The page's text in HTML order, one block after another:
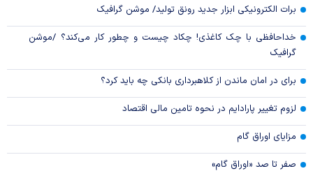
برات الکترونیکی ابزار جدید رونق تولید/ موشن گرافیک
خداحافظی با چک کاغذی! چکاد چیست و چطور کار می‌کند؟ /موشن
گرافیک
برای در امان ماندن از کلاهبرداری بانکی چه باید کرد؟
لزوم تغییر پارادایم در نحوه تامین مالی اقتصاد
مزایای اوراق گام
صفر تا صد «اوراق گام»